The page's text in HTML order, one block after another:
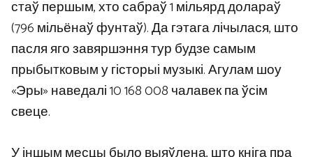
стаў першым, хто сабраў 1 мільярд долараў
(796 мільёнаў фунтаў). Да гэтага лічылася, што
пасля яго завяршэння тур будзе самым
прыбытковым у гісторыі музыкі. Агулам шоу
«Эры» наведалі 10 168 008 чалавек па ўсім
свеце.